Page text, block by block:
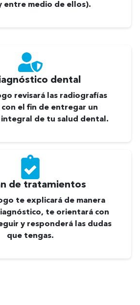
entre medio de ellos).
dental
revisará las radiografías
con el fin de entregar un
de tu salud dental.
de tratamientos
te explicará de manera
te orientará con
y responderá las dudas
que tengas.